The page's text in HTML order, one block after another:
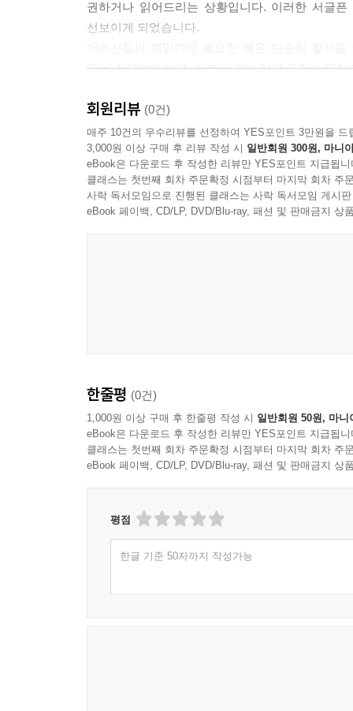
권하거나 읽어드리는 상황입니다. 이러한 서글
선보이게 되었습니다.
있는 소재여야 하고, 어르신 격에 맞게 글맛이 있
이끌어내기에 적합한 소재의 글로 선정했으
작업했습니다.
또한 시간과 장소에 구애받지 않고 늘 곁에 두고
감안하여 읽기 쉽게 단락을 나누었습니다.
글은 우리나라를 대표하는 작가들의 작품에서
작업한 그 결과물로 40종을 출간하기에 이르렀습
인간 삶의 목표는 즐거움입니다. 이는 나이에 관
오래가고 깊은 울림을 줍니다.
인지와 사유에서 오는 즐거움을 얻을 수 있는 가장
하지만 어르신들도 책을 읽음으로써 얻을 수
다가가기 위한 책들이 지성사에서 발간됩니다.
독자들의 의견을 통해 더 좋은 책들을 제작하고
회원리뷰 (0건)
매주 10건의 우수리뷰를 선정하여 YES포인트 3만원을 드
3,000원 이상 구매 후 리뷰 작성 시 일반회원 300원, 마니
eBook은 다운로드 후 작성한 리뷰만 YES포인트 지급됩니
클래스는 첫번째 회차 주문확정 시점부터 마지막 회차 주
사락 독서모임으로 진행된 클래스는 사락 독서모임 게시
eBook 페이백, CD/LP, DVD/Blu-ray, 패션 및 판매금지 상
한줄평 (0건)
1,000원 이상 구매 후 한줄평 작성 시 일반회원 50원, 마니
eBook은 다운로드 후 작성한 리뷰만 YES포인트 지급됩니
클래스는 첫번째 회차 주문확정 시점부터 마지막 회차 주
eBook 페이백, CD/LP, DVD/Blu-ray, 패션 및 판매금지 상
평점
한글 기준 50자까지 작성가능